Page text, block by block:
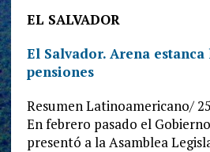
EL SALVADOR
El Salvador. Arena
pensiones
Resumen Latinoamericano/
En febrero pasado el
presentó a la Asamblea